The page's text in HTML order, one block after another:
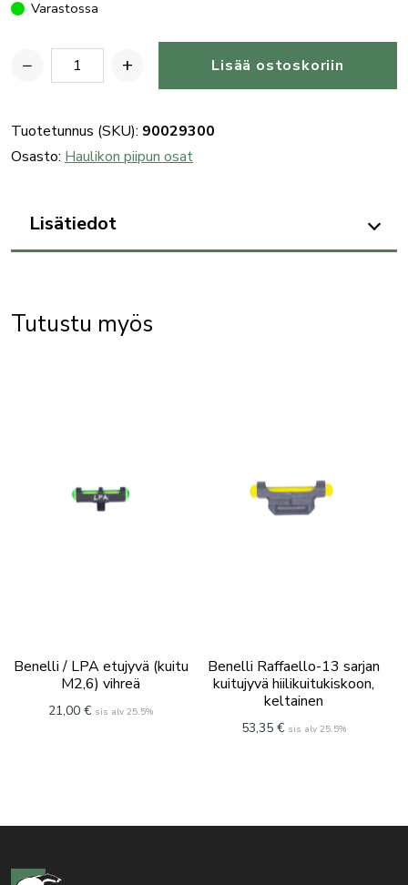
Varastossa
−
Benelli
cartridge
drop
määrä
+ Lisää ostoskoriin
Tuotetunnus (SKU): 90029300
Osasto: Haulikon piipun osat
Lisätiedot
Tutustu myös
Benelli / LPA etujyvä (kuitu
M2,6) vihreä
21,00 € sis alv 25.5%
Benelli Raffaello-13 sarjan
kuitujyvä hiilikuitukiskoon,
keltainen
53,35 € sis alv 25.5%